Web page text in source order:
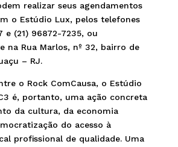
realizar seus agendamentos
o Estúdio Lux, pelos telefones
e (21) 96872-7235, ou
na Rua Marlos, nº 32, bairro de
– RJ.
o Rock ComCausa, o Estúdio
é, portanto, uma ação concreta
da cultura, da economia
do acesso à
profissional de qualidade. Uma